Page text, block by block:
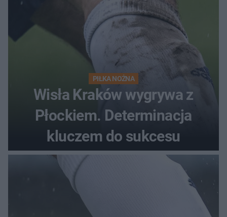
PIŁKA NOŻNA
Wisła Kraków wygrywa z
Płockiem. Determinacja
kluczem do sukcesu